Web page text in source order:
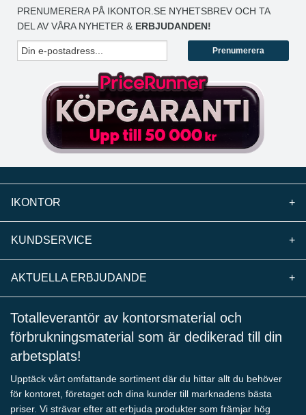
PRENUMERERA PÅ IKONTOR.SE NYHETSBREV OCH TA
DEL AV VÅRA NYHETER & ERBJUDANDEN!
Prenumerera
IKONTOR +
KUNDSERVICE +
AKTUELLA ERBJUDANDE +
Totalleverantör av kontorsmaterial och
förbrukningsmaterial som är dedikerad till din
arbetsplats!
Upptäck vårt omfattande sortiment där du hittar allt du behöver
för kontoret, företaget och dina kunder till marknadens bästa
priser. Vi strävar efter att erbjuda produkter som främjar hög